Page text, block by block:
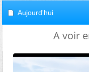
Aujourd'hui
A voir